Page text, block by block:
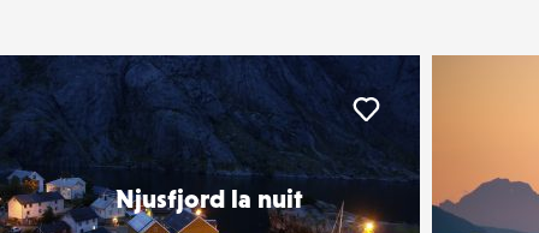
Njusfjord la nuit